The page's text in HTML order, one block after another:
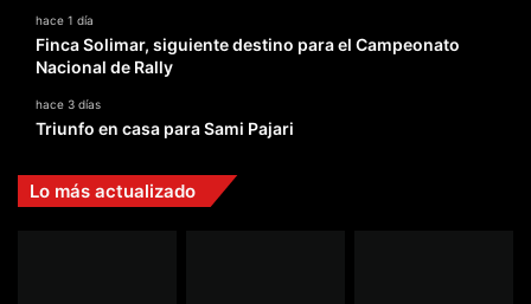
hace 1 día
Finca Solimar, siguiente destino para el Campeonato
Nacional de Rally
hace 3 días
Triunfo en casa para Sami Pajari
Lo más actualizado